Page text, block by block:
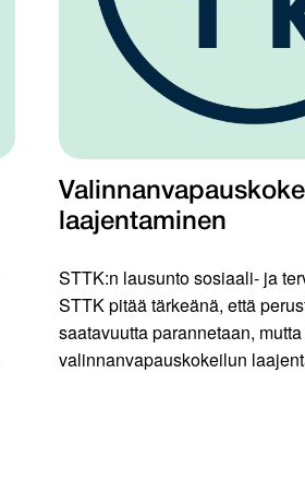
laajentaminen
STTK:n lausunto sosiaali- ja
STTK pitää tärkeänä, että
saatavuutta parannetaan,
valinnanvapauskokeilun